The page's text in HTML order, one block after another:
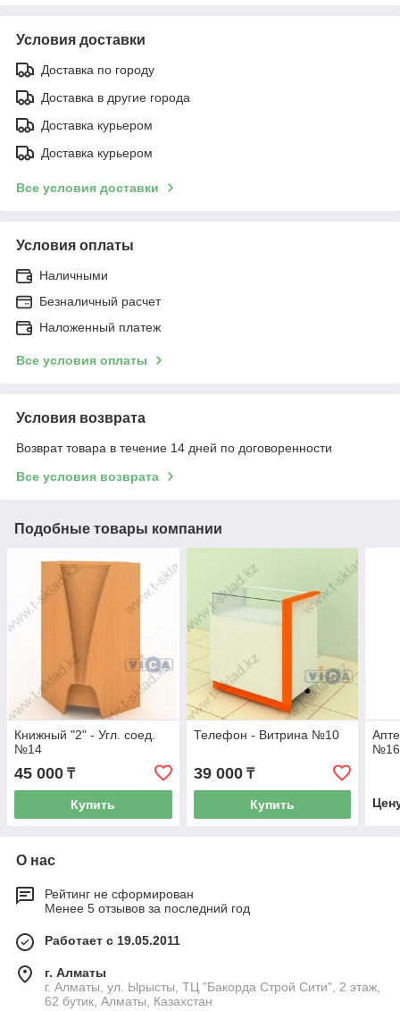
Условия доставки
Доставка по городу
Доставка в другие города
Доставка курьером
Доставка курьером
Все условия доставки
Условия оплаты
Наличными
Безналичный расчет
Наложенный платеж
Все условия оплаты
Условия возврата
Возврат товара в течение 14 дней по договоренности
Все условия возврата
Подобные товары компании
Книжный "2" - Угл. соед.
№14
45 000 ₸
Купить
Телефон - Витрина №10
39 000₸
Купить
№16
О нас
Рейтинг не сформирован
Менее 5 отзывов за последний год
Работает с 19.05.2011
г. Алматы
г. Алматы, ул. Ырысты, ТЦ "Бакорда Строй Сити", 2 этаж,
62 бутик, Алматы, Казахстан